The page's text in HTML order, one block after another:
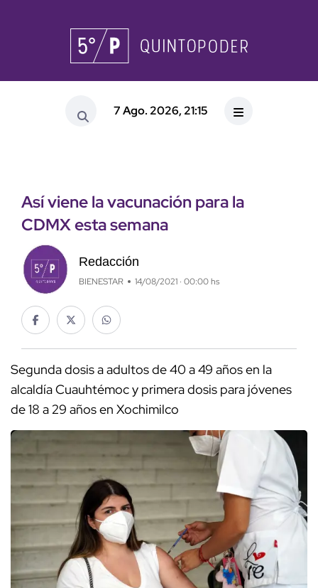
7 Ago. 2026, 21:15
Así viene la vacunación para la
CDMX esta semana
Redacción
BIENESTAR 14/08/2021 · 00:00 hs
Segunda dosis a adultos de 40 a 49 años en la
alcaldía Cuauhtémoc y primera dosis para jóvenes
de 18 a 29 años en Xochimilco